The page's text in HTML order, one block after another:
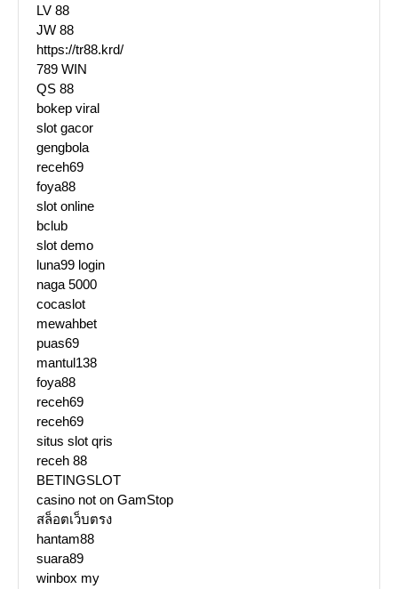
LV 88
JW 88
https://tr88.krd/
789 WIN
QS 88
bokep viral
slot gacor
gengbola
receh69
foya88
slot online
bclub
slot demo
luna99 login
naga 5000
cocaslot
mewahbet
puas69
mantul138
foya88
receh69
receh69
situs slot qris
receh 88
BETINGSLOT
casino not on GamStop
สล็อตเว็บตรง
hantam88
suara89
winbox my